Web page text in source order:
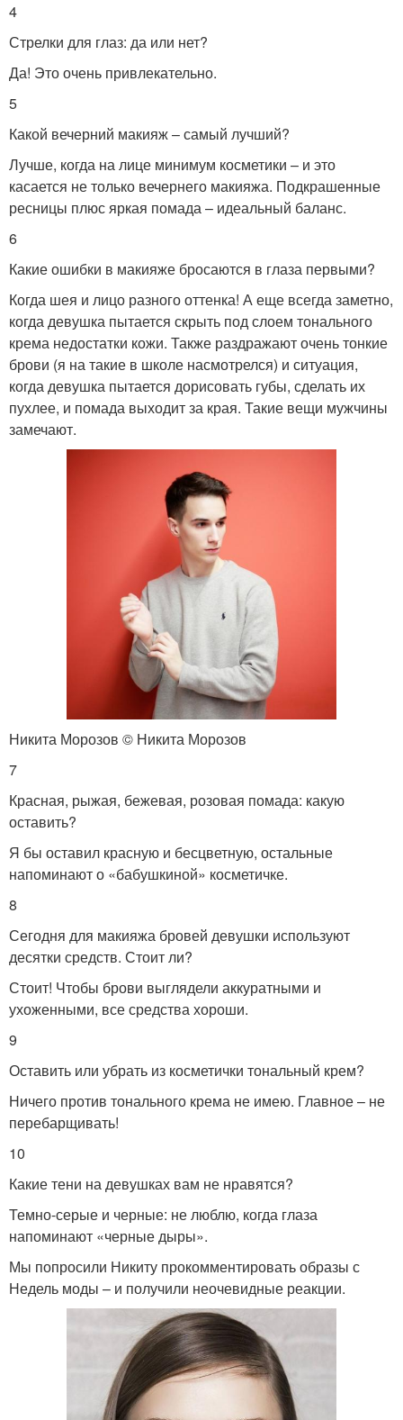
4
Стрелки для глаз: да или нет?
Да! Это очень привлекательно.
5
Какой вечерний макияж – самый лучший?
Лучше, когда на лице минимум косметики – и это
касается не только вечернего макияжа. Подкрашенные
ресницы плюс яркая помада – идеальный баланс.
6
Какие ошибки в макияже бросаются в глаза первыми?
Когда шея и лицо разного оттенка! А еще всегда заметно,
когда девушка пытается скрыть под слоем тонального
крема недостатки кожи. Также раздражают очень тонкие
брови (я на такие в школе насмотрелся) и ситуация,
когда девушка пытается дорисовать губы, сделать их
пухлее, и помада выходит за края. Такие вещи мужчины
замечают.
Никита Морозов © Никита Морозов
7
Красная, рыжая, бежевая, розовая помада: какую
оставить?
Я бы оставил красную и бесцветную, остальные
напоминают о «бабушкиной» косметичке.
8
Сегодня для макияжа бровей девушки используют
десятки средств. Стоит ли?
Стоит! Чтобы брови выглядели аккуратными и
ухоженными, все средства хороши.
9
Оставить или убрать из косметички тональный крем?
Ничего против тонального крема не имею. Главное – не
перебарщивать!
10
Какие тени на девушках вам не нравятся?
Темно-серые и черные: не люблю, когда глаза
напоминают «черные дыры».
Мы попросили Никиту прокомментировать образы с
Недель моды – и получили неочевидные реакции.